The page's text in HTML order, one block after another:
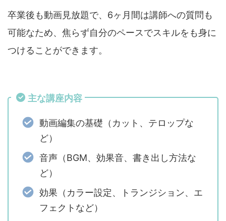
卒業後も動画見放題で、6ヶ月間は講師への質問も
可能なため、焦らず自分のペースでスキルをも身に
つけることができます。
主な講座内容
動画編集の基礎（カット、テロップな
ど）
音声（BGM、効果音、書き出し方法な
ど）
効果（カラー設定、トランジション、エ
フェクトなど）